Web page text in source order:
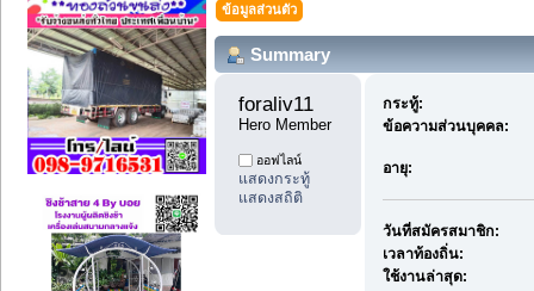
ข้อมูลส่วนตัว
Summary
foraliv11
Hero Member
ออฟไลน์
แสดงกระทู้
แสดงสถิติ
กระทู้:
ข้อความส่วนบุคคล:
อายุ:
วันที่สมัครสมาชิก:
เวลาท้องถิ่น:
ใช้งานล่าสุด: